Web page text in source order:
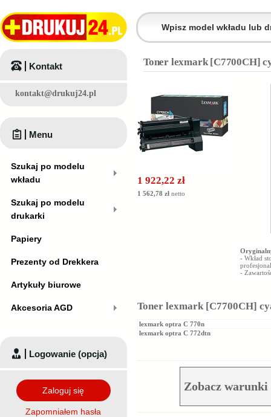
Toner lexmark [C7700CH]
1 922,22 zł
1 562,78 zł netto
- Wkład
-
Toner lexmark [C7700CH]
lexmark optra C 770n
lexmark optra C 772dtn
Zobacz
Kontakt
kontakt@drukuj24.pl
Menu
Szukaj po modelu
wkładu
Szukaj po modelu
drukarki
Papiery
Prezenty od Drekkera
Artykuły biurowe
Akcesoria AGD
Logowanie (opcja)
Zaloguj się
Zapomniałem hasła